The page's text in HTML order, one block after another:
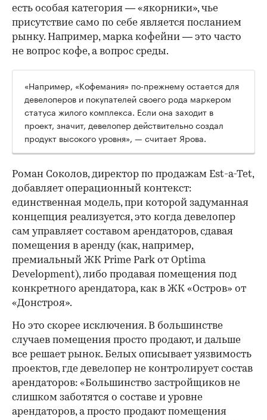
есть особая категория — «якорники», чье
присутствие само по себе является посланием
рынку. Например, марка кофейни — это часто
не вопрос кофе, а вопрос среды.
«Например, «Кофемания» по-прежнему остается для
девелоперов и покупателей своего рода маркером
статуса жилого комплекса. Если она заходит в
проект, значит, девелопер действительно создал
продукт высокого уровня», — считает Ярова.
Роман Соколов, директор по продажам Est-a-Tet,
добавляет операционный контекст:
единственная модель, при которой задуманная
концепция реализуется, это когда девелопер
сам управляет составом арендаторов, сдавая
помещения в аренду (как, например,
премиальный ЖК Prime Park от Optima
Development), либо продавая помещения под
конкретного арендатора, как в ЖК «Остров» от
«Донстроя».
Но это скорее исключения. В большинстве
случаев помещения просто продают, и дальше
все решает рынок. Белых описывает уязвимость
проектов, где девелопер не контролирует состав
арендаторов: «Большинство застройщиков не
слишком заботятся о составе и уровне
арендаторов, а просто продают помещения